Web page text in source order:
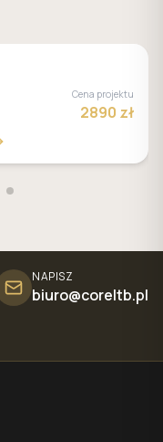
Cena projektu
2890 zł
NAPISZ
biuro@coreltb.pl